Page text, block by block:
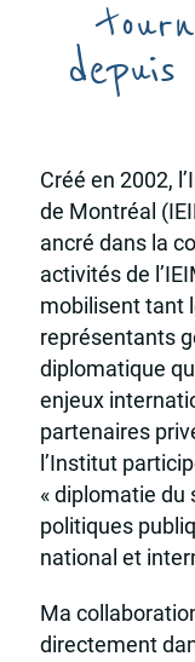
Créé en 2002,
de Montréal
ancré dans la
activités de
mobilisent tant
représentants
diplomatique
enjeux
partenaires
l’Institut
« diplomatie du
politiques
national et
Ma
directement